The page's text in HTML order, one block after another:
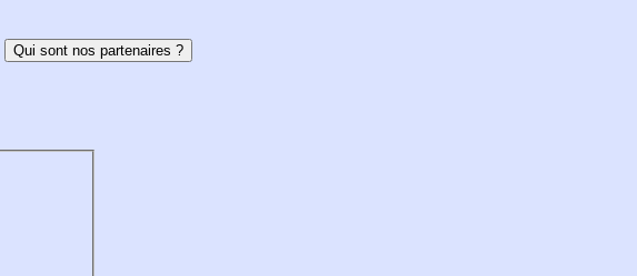
Qui sont nos partenaires ?